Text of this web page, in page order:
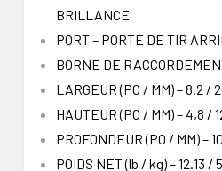
BRILLANCE
PORT – PORTE DE TIR
BORNE DE
LARGEUR (PO / MM) – 8.2 /
HAUTEUR (PO / MM) – 4,8 /
PROFONDEUR (PO / MM) –
POIDS NET (lb / kg) – 12.13 /